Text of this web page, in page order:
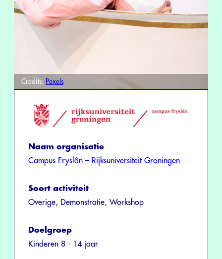
Credits: Pexels
Naam organisatie
Campus Fryslân – Rijksuniversiteit Groningen
Soort activiteit
Overige, Demonstratie, Workshop
Doelgroep
Kinderen 8 - 14 jaar